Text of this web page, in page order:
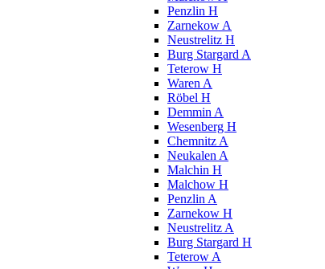
Penzlin H
Zarnekow A
Neustrelitz H
Burg Stargard A
Teterow H
Waren A
Röbel H
Demmin A
Wesenberg H
Chemnitz A
Neukalen A
Malchin H
Malchow H
Penzlin A
Zarnekow H
Neustrelitz A
Burg Stargard H
Teterow A